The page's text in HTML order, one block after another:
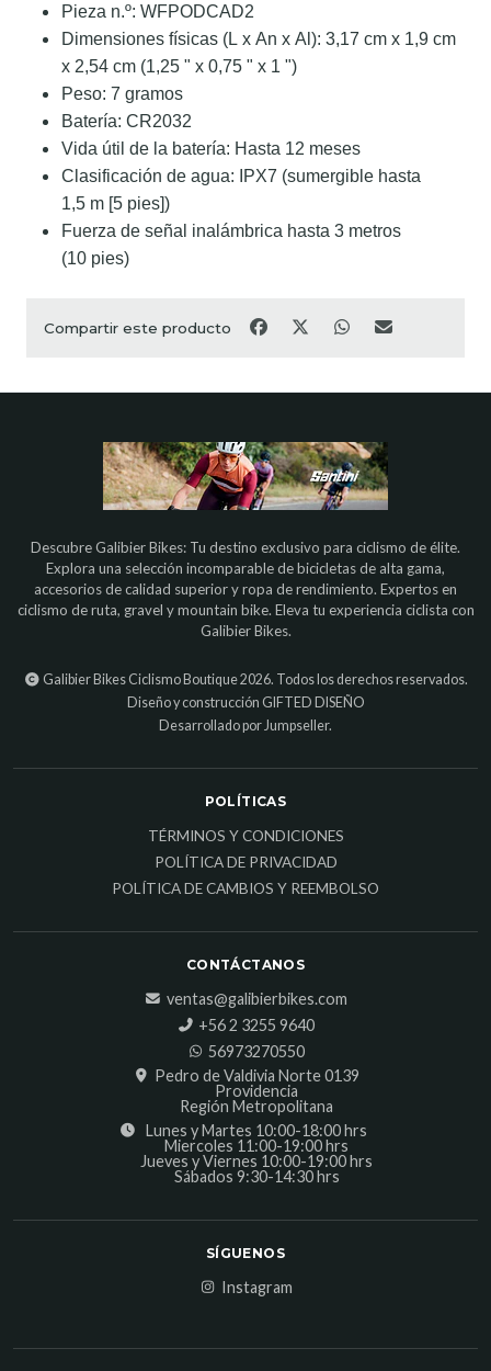
Pieza n.º: WFPODCAD2
Dimensiones físicas (L x An x Al): 3,17 cm x 1,9 cm
x 2,54 cm (1,25 " x 0,75 " x 1 ")
Peso: 7 gramos
Batería: CR2032
Vida útil de la batería: Hasta 12 meses
Clasificación de agua: IPX7 (sumergible hasta
1,5 m [5 pies])
Fuerza de señal inalámbrica hasta 3 metros
(10 pies)
Compartir este producto
Descubre Galibier Bikes: Tu destino exclusivo para ciclismo de élite.
Explora una selección incomparable de bicicletas de alta gama,
accesorios de calidad superior y ropa de rendimiento. Expertos en
ciclismo de ruta, gravel y mountain bike. Eleva tu experiencia ciclista con
Galibier Bikes.
Galibier Bikes Ciclismo Boutique 2026. Todos los derechos reservados.
Diseño y construcción GIFTED DISEÑO
Desarrollado por Jumpseller.
POLÍTICAS
TÉRMINOS Y CONDICIONES
POLÍTICA DE PRIVACIDAD
POLÍTICA DE CAMBIOS Y REEMBOLSO
CONTÁCTANOS
ventas@galibierbikes.com
‎+56 2 3255 9640
56973270550
Pedro de Valdivia Norte 0139
Providencia
Región Metropolitana
Lunes y Martes 10:00-18:00 hrs
Miercoles 11:00-19:00 hrs
Jueves y Viernes 10:00-19:00 hrs
Sábados 9:30-14:30 hrs
SÍGUENOS
Instagram